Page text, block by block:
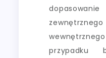
przypadku